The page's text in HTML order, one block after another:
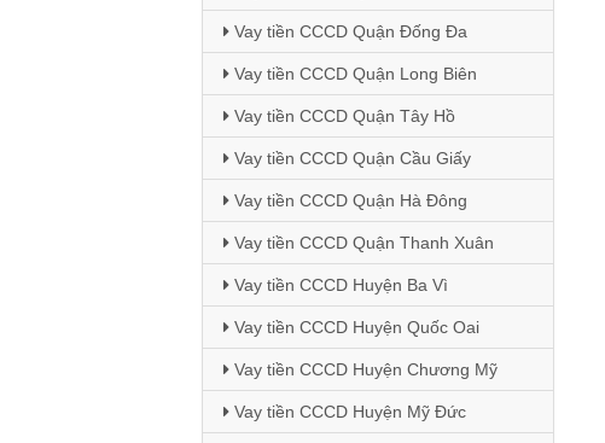
Vay tiền CCCD Quận Đống Đa
Vay tiền CCCD Quận Long Biên
Vay tiền CCCD Quận Tây Hồ
Vay tiền CCCD Quận Cầu Giấy
Vay tiền CCCD Quận Hà Đông
Vay tiền CCCD Quận Thanh Xuân
Vay tiền CCCD Huyện Ba Vì
Vay tiền CCCD Huyện Quốc Oai
Vay tiền CCCD Huyện Chương Mỹ
Vay tiền CCCD Huyện Mỹ Đức